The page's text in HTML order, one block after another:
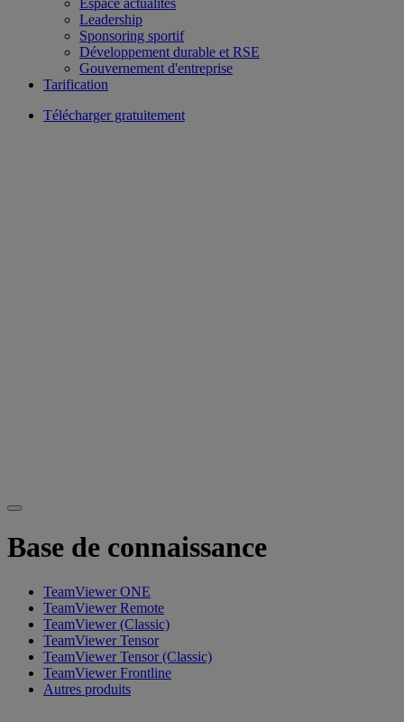
Leadership
Sponsoring sportif
Développement durable et RSE
Gouvernement d'entreprise
Tarification
Télécharger gratuitement
Base de connaissance
TeamViewer ONE
TeamViewer Remote
TeamViewer (Classic)
TeamViewer Tensor
TeamViewer Tensor (Classic)
TeamViewer Frontline
Autres produits